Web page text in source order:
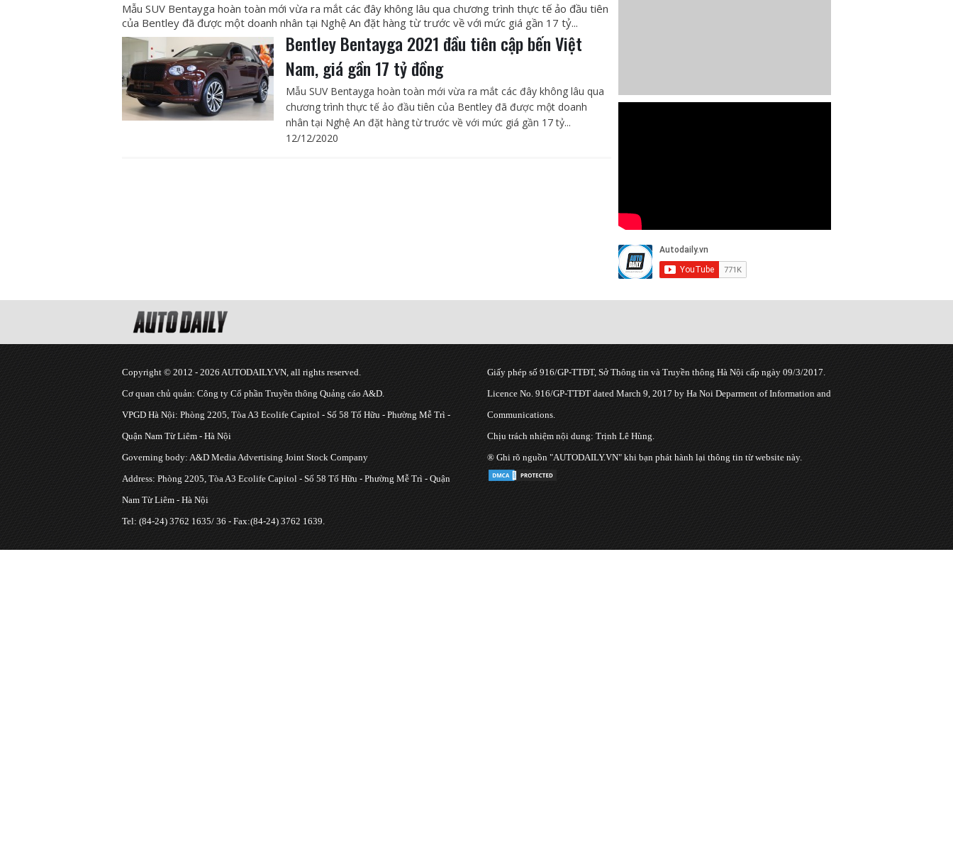
Mẫu SUV Bentayga hoàn toàn mới vừa ra mắt các đây không lâu qua chương trình thực tế ảo đầu tiên
của Bentley đã được một doanh nhân tại Nghệ An đặt hàng từ trước về với mức giá gần 17 tỷ...
Bentley Bentayga 2021 đầu tiên cập bến Việt
Nam, giá gần 17 tỷ đồng
Mẫu SUV Bentayga hoàn toàn mới vừa ra mắt các đây không lâu qua
chương trình thực tế ảo đầu tiên của Bentley đã được một doanh
nhân tại Nghệ An đặt hàng từ trước về với mức giá gần 17 tỷ...
12/12/2020
Copyright © 2012 - 2026 AUTODAILY.VN, all rights reserved.
Cơ quan chủ quản: Công ty Cổ phần Truyền thông Quảng cáo A&D.
VPGD Hà Nội: Phòng 2205, Tòa A3 Ecolife Capitol - Số 58 Tố Hữu - Phường Mễ Trì -
Quận Nam Từ Liêm - Hà Nội
Governing body: A&D Media Advertising Joint Stock Company
Address: Phòng 2205, Tòa A3 Ecolife Capitol - Số 58 Tố Hữu - Phường Mễ Trì - Quận
Nam Từ Liêm - Hà Nội
Tel: (84-24) 3762 1635/ 36 - Fax:(84-24) 3762 1639.
Giấy phép số 916/GP-TTĐT, Sở Thông tin và Truyền thông Hà Nội cấp ngày 09/3/2017.
Licence No. 916/GP-TTĐT dated March 9, 2017 by Ha Noi Deparment of Information and
Communications.
Chịu trách nhiệm nội dung: Trịnh Lê Hùng.
® Ghi rõ nguồn "AUTODAILY.VN" khi bạn phát hành lại thông tin từ website này.